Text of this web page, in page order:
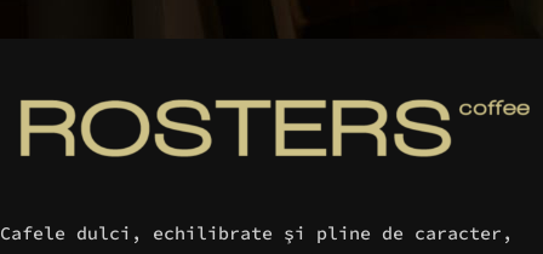
Cafele dulci, echilibrate şi pline de caracter,